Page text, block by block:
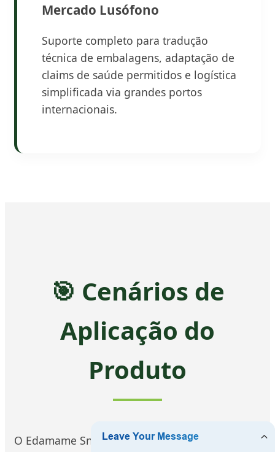
Mercado Lusófono
Suporte completo para tradução
técnica de embalagens, adaptação de
claims de saúde permitidos e logística
simplificada via grandes portos
internacionais.
🎯 Cenários de
Aplicação do
Produto
O Edamame Snack é versátil e atende a diversos